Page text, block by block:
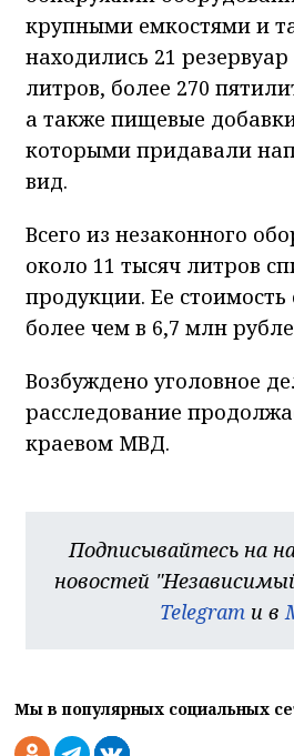
крупными емкостями и
находились 21
литров, более 270
а также пищевые
которыми придавали
вид.
Всего из незаконного
около 11 тысяч литров
продукции. Ее стоимость
более чем в 6,7 млн
Возбуждено уголовное
расследование
краевом МВД.
Подписывайтесь на
новостей
Telegram и в
Мы в популярных социальных